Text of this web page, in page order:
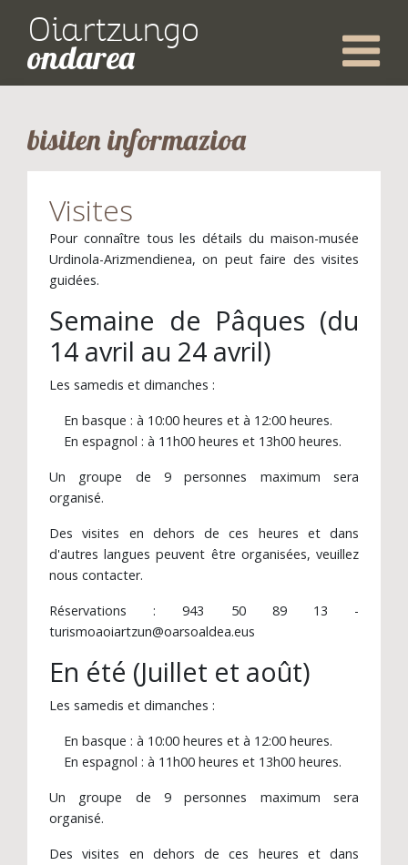
Oiartzungo
ondarea
bisiten informazioa
Visites
Pour connaître tous les détails du maison-musée
Urdinola-Arizmendienea, on peut faire des visites
guidées.
Semaine de Pâques (du
14 avril au 24 avril)
Les samedis et dimanches :
En basque : à 10:00 heures et à 12:00 heures.
En espagnol : à 11h00 heures et 13h00 heures.
Un groupe de 9 personnes maximum sera
organisé.
Des visites en dehors de ces heures et dans
d'autres langues peuvent être organisées, veuillez
nous contacter.
Réservations : 943 50 89 13 -
turismoaoiartzun@oarsoaldea.eus
En été (Juillet et août)
Les samedis et dimanches :
En basque : à 10:00 heures et à 12:00 heures.
En espagnol : à 11h00 heures et 13h00 heures.
Un groupe de 9 personnes maximum sera
organisé.
Des visites en dehors de ces heures et dans